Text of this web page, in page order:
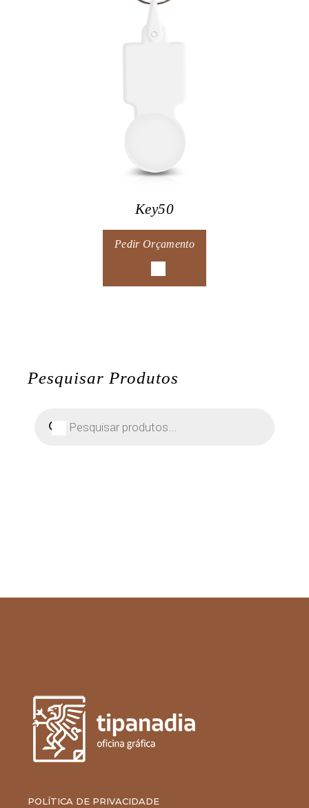
Key50
Pedir Orçamento
Pesquisar Produtos
produtos
POLÍTICA DE PRIVACIDADE